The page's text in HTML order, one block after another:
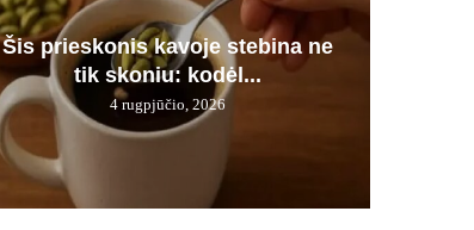
Šis prieskonis kavoje stebina ne
tik skoniu: kodėl...
4 rugpjūčio, 2026